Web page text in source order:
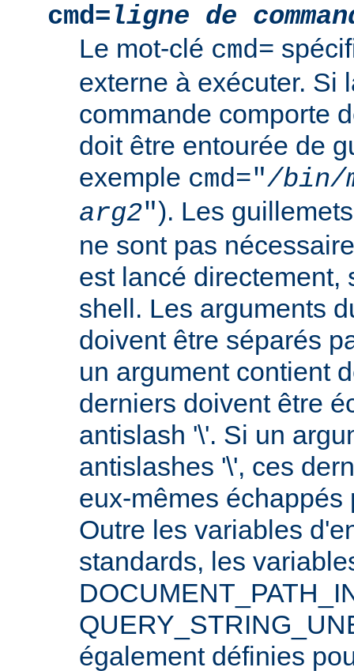
cmd=ligne de
Le mot-clé cmd=
externe à exécuter. Si
commande comporte
doit être entourée de
exemple cmd="/bin/
arg2"). Les
ne sont pas
est lancé directement,
shell. Les arguments
doivent être séparés
un argument contient
derniers doivent être
antislash '\'. Si un
antislashes '\', ces
eux-mêmes échappés
Outre les variables
standards, les
également définies